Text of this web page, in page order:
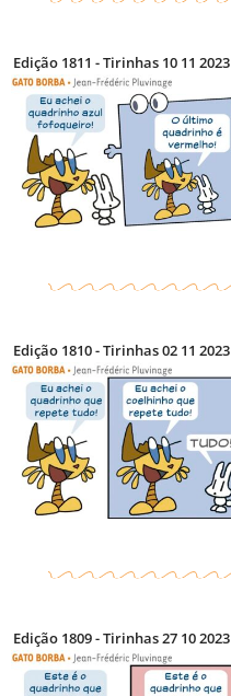
Edição 1811 - Tirinhas 10 11 2023
Edição 1810 - Tirinhas 02 11 2023
Edição 1809 - Tirinhas 27 10 2023